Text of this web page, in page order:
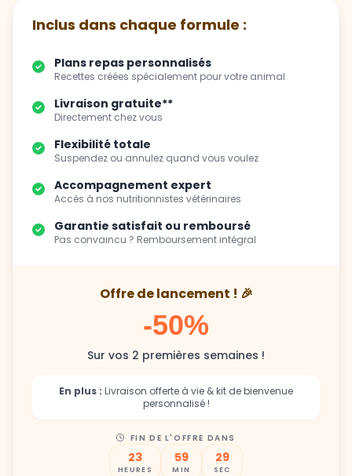
Inclus dans chaque formule :
Plans repas personnalisés
Recettes créées spécialement pour votre animal
Livraison gratuite**
Directement chez vous
Flexibilité totale
Suspendez ou annulez quand vous voulez
Accompagnement expert
Accès à nos nutritionnistes vétérinaires
Garantie satisfait ou remboursé
Pas convaincu ? Remboursement intégral
Offre de lancement ! 🎉
-50%
Sur vos 2 premières semaines !
En plus : Livraison offerte à vie & kit de bienvenue
personnalisé !
FIN DE L'OFFRE DANS
23
HEURES
59
MIN
27
SEC